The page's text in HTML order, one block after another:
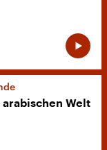
Welt